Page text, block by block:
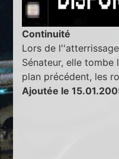
Continuité
Lors de
Sénateur, elle tombe
plan précédent, les
Ajoutée le